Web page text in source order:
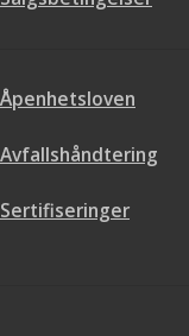
Åpenhetsloven
Avfallshåndtering
Sertifiseringer